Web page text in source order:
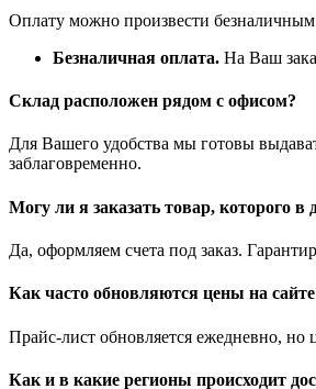
Оплату можно произвести
Безналичная оплата. На Ваш
Склад расположен рядом с офисом?
Для Вашего удобства мы готовы
заблаговременно.
Могу ли я заказать товар, которого
Да, оформляем счета под заказ.
Как часто обновляются цены на
Прайс-лист обновляется ежедневно,
Как и в какие регионы происходит